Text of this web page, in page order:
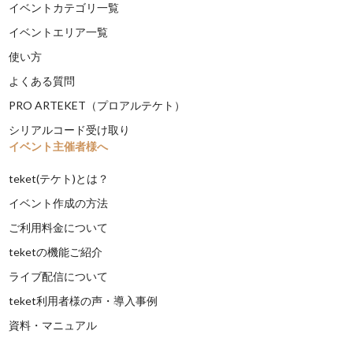
イベントカテゴリ一覧
イベントエリア一覧
使い方
よくある質問
PRO ARTEKET（プロアルテケト）
シリアルコード受け取り
イベント主催者様へ
teket(テケト)とは？
イベント作成の方法
ご利用料金について
teketの機能ご紹介
ライブ配信について
teket利用者様の声・導入事例
資料・マニュアル